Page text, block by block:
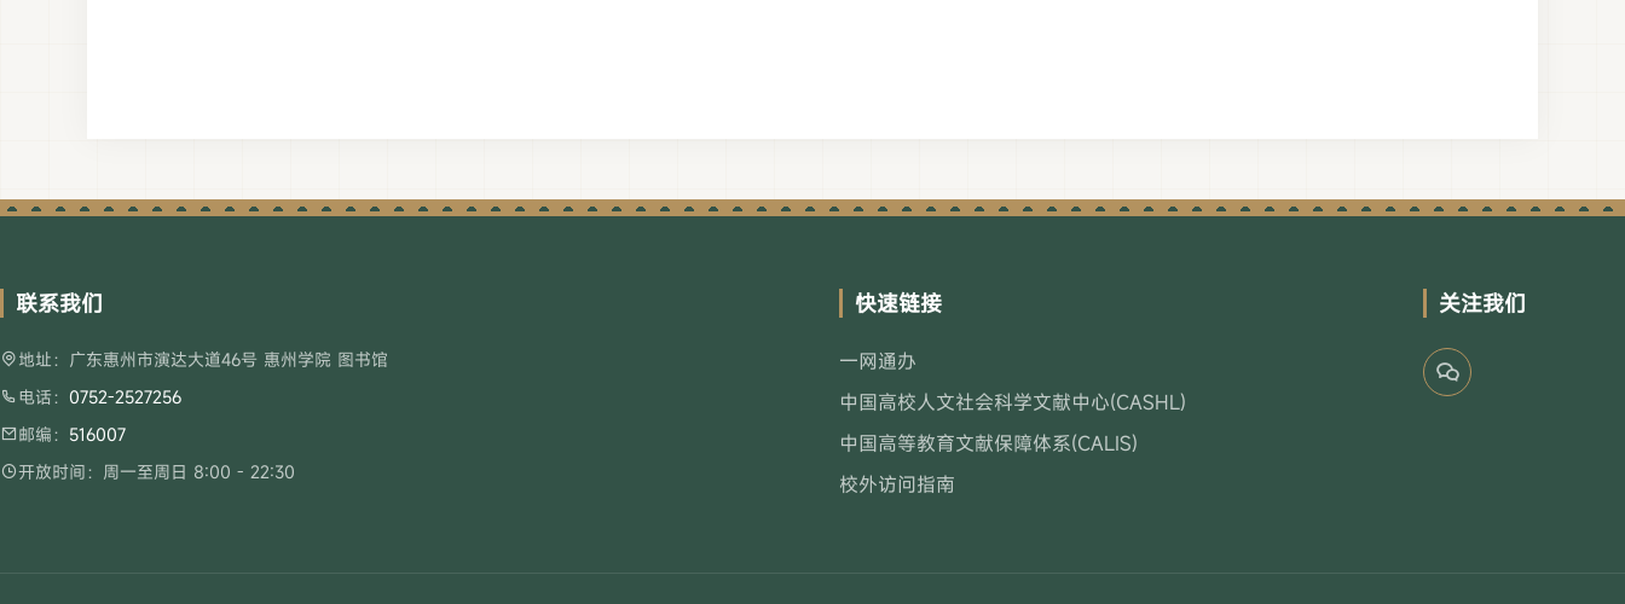
联系我们
地址：广东惠州市演达大道46号 惠州学院 图书馆
电话： 0752-2527256
邮编： 516007
开放时间：周一至周日 8:00 - 22:30
快速链接
一网通办
中国高校人文社会科学文献中心(CASHL)
中国高等教育文献保障体系(CALIS)
校外访问指南
关注我们